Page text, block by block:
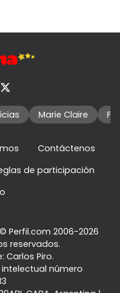
Marie Claire
Contáctenos
de participación
Perfil.com 2006-2026
reservados.
Carlos Piro.
número